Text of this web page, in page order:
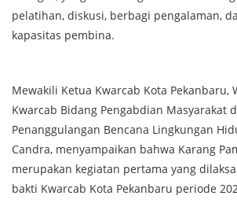
pelatihan, diskusi, berbagi pengalaman,
kapasitas pembina.
Mewakili Ketua Kwarcab Kota Pekanbaru,
Kwarcab Bidang Pengabdian Masyarakat
Penanggulangan Bencana Lingkungan
Candra, menyampaikan bahwa Karang
merupakan kegiatan pertama yang
bakti Kwarcab Kota Pekanbaru periode